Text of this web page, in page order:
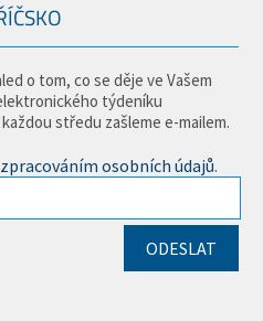
o tom, co se děje ve Vašem
týdeníku
středu zašleme e-mailem.
zpracováním osobních údajů.